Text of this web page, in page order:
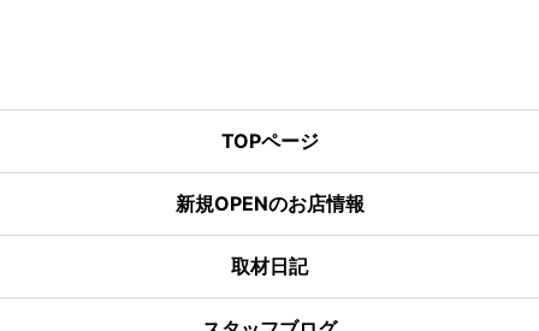
TOPページ
新規OPENのお店情報
取材日記